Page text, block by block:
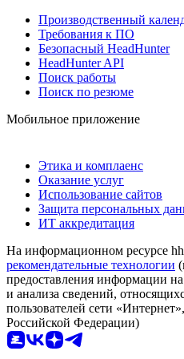
Производственный
Требования к ПО
Безопасный HeadHunter
HeadHunter API
Поиск работы
Поиск по резюме
Мобильное приложение
Этика и комплаенс
Оказание услуг
Использование сайтов
Защита персональных
ИТ аккредитация
На информационном ресурсе
рекомендательные технологии
предоставления информации
и анализа сведений,
пользователей сети
Российской Федерации)